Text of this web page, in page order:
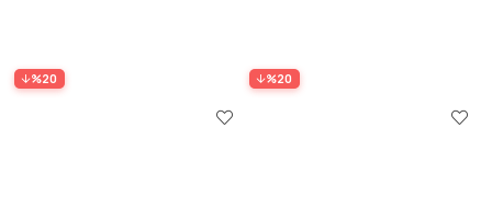
%20 %20